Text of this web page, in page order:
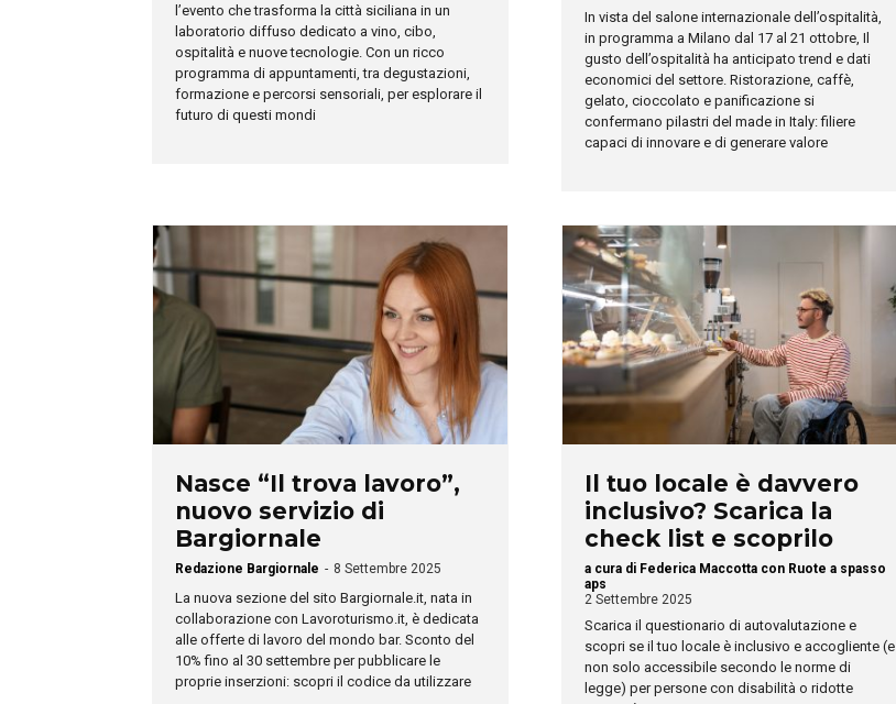
l’evento che trasforma la città siciliana in un
laboratorio diffuso dedicato a vino, cibo,
ospitalità e nuove tecnologie. Con un ricco
programma di appuntamenti, tra degustazioni,
formazione e percorsi sensoriali, per esplorare il
futuro di questi mondi
In vista del salone internazionale dell’ospitalità,
in programma a Milano dal 17 al 21 ottobre, Il
gusto dell’ospitalità ha anticipato trend e dati
economici del settore. Ristorazione, caffè,
gelato, cioccolato e panificazione si
confermano pilastri del made in Italy: filiere
capaci di innovare e di generare valore
Nasce “Il trova lavoro”,
nuovo servizio di
Bargiornale
Redazione Bargiornale - 8 Settembre 2025
La nuova sezione del sito Bargiornale.it, nata in
collaborazione con Lavoroturismo.it, è dedicata
alle offerte di lavoro del mondo bar. Sconto del
10% fino al 30 settembre per pubblicare le
proprie inserzioni: scopri il codice da utilizzare
Il tuo locale è davvero
inclusivo? Scarica la
check list e scoprilo
a cura di Federica Maccotta con Ruote a spasso
aps
2 Settembre 2025
Scarica il questionario di autovalutazione e
scopri se il tuo locale è inclusivo e accogliente (e
non solo accessibile secondo le norme di
legge) per persone con disabilità o ridotte